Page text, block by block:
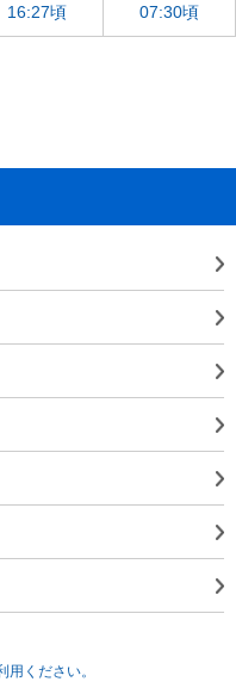
16:27頃
07:30頃
ください。